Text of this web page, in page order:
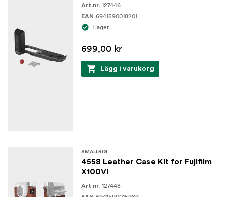
Art.nr. 127446
EAN 6941590018201
I lager
699,00 kr
Lägg i varukorg
SMALLRIG
4558 Leather Case Kit for Fujifilm
X100VI
Art.nr. 127448